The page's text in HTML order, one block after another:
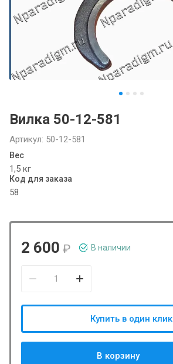
Вилка 50-12-581
Артикул: 50-12-581
Вес
1,5 кг
Код для заказа
58
2 600 ₽ В наличии
В корзину
Купить в один клик